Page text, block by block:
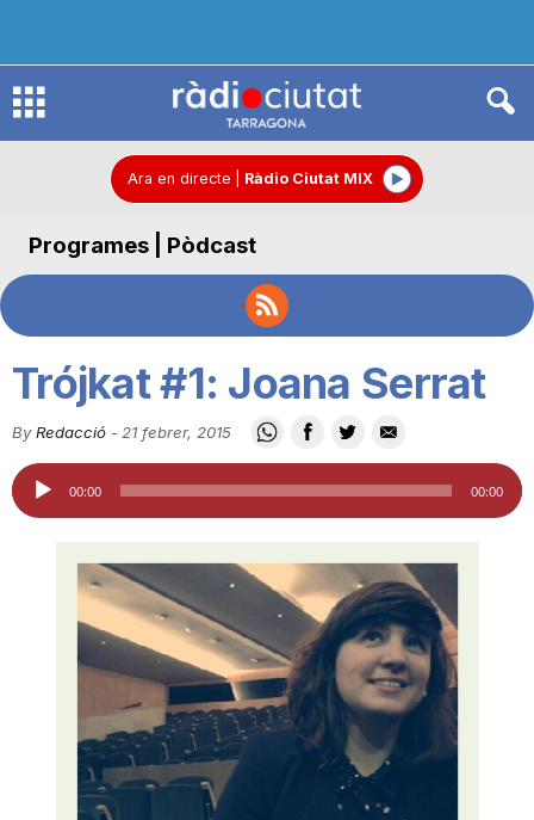
R
d
C
Ara en directe Ràdio Ciutat MIX
Programes | Pòdcast
Trójkat #1: Joana Serrat
By Redacció - 21 febrer, 2015
Reproductor
d'àudio
00:00 00:00